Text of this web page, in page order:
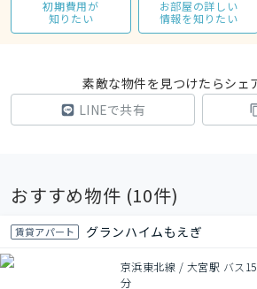
初期費用が
知りたい
お部屋の詳しい
情報を知りたい
素敵な物件を見つけたらシェ
LINEで共有
おすすめ物件 (10件)
賃貸アパート グランハイムもえぎ
京浜東北線 / 大宮駅 バス
分